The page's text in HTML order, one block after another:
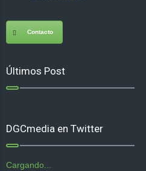
Contacto
Últimos Post
DGCmedia en Twitter
Cargando...